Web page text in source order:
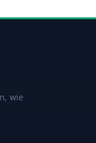
wie